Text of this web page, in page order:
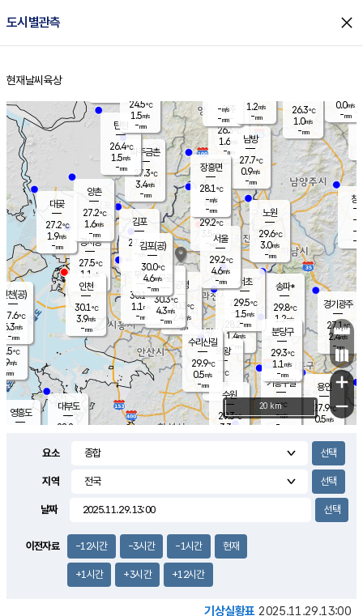
도시별관측 close
홈
현재날씨 육상
의도
℃
m/s
mm
영흥도
양주
26.3℃
1.6
-mm
과천
28.2℃
1.4m/s
- mm
용인
27.9℃
0.5m/s
경기광주
27.1℃
2.4m/s
-mm
1.5m/s
대부도
28.2
경서동
27.5℃
1.1 m/s
-mm
파주금촌
27.3℃
3.4m/s
-mm
26.3℃
1.0m/s
-mm
대곶
27.2℃
1.9m/s
-mm
창
-
-m/
-
탄현
26.4℃
1.5m/s
-mm
0.0m/s
-mm
의왕
- ℃
m/s
mm
김포
27.6℃
-m/s
mm
광명
30.3 ℃
2.4 m/s
-mm
부천
30.1℃
1.1 m/s
-mm
양촌
27.2℃
1.6m/s
-mm
구로
30.3℃
4.3m/s
-mm
은평
29.2℃
3.5 m/s
- mm
노원
29.6℃
3.0m/s
-mm
송파*
29.8℃
1.2m/s
-mm
서초
29.5℃
1.5m/s
-mm
남방
27.7℃
0.9m/s
-mm
기흥구갈
-℃
-m/s
-
수리산길
29.9℃
0.5m/s
-mm
분당구
29.3℃
1.1 m/s
-mm
장흥면
28.1℃
-m/s
-mm
-m/s
-mm
인천(공)
27.6℃
6.3m/s
-mm
김포(공)
30.0℃
4.6m/s
-mm
수원
29.3℃
3.3 m/s
인천
30.1℃
3.9m/s
-mm
서울
29.2℃
4.6m/s
-mm
24.5℃
1.5m/s
-mm
1.2m/s
-mm
+
−
20 km
요소
지역
날짜
이전자료 -12시간 -3시간 -1시간 현재
+1시간 +3시간 +12시간
기상실황표 2025.11.29.13:00